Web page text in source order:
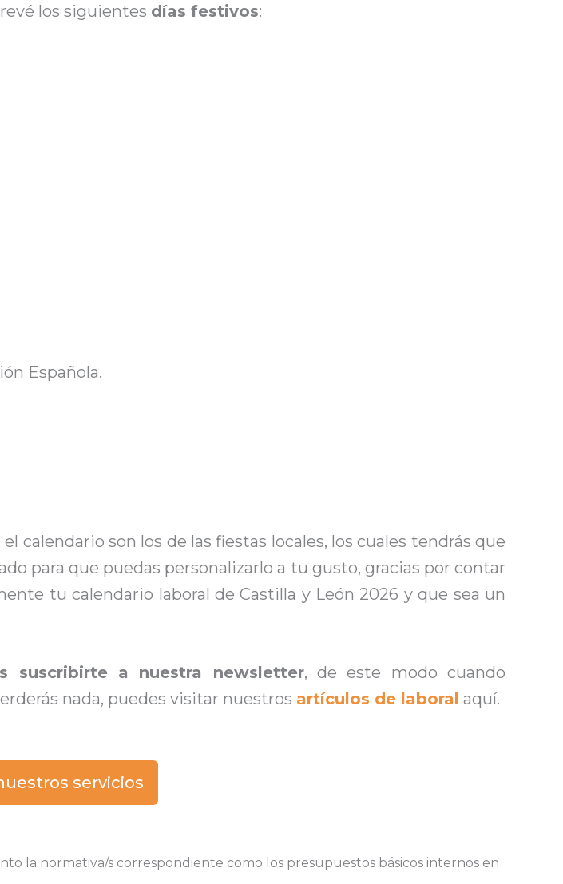
los siguientes días festivos:
Española.
calendario son los de las fiestas locales, los cuales tendrás que
para que puedas personalizarlo a tu gusto, gracias por contar
tu calendario laboral de Castilla y León 2026 y que sea un
suscribirte a nuestra newsletter, de este modo cuando
nada, puedes visitar nuestros artículos de laboral aquí.
servicios
la normativa/s correspondiente como los presupuestos básicos internos en